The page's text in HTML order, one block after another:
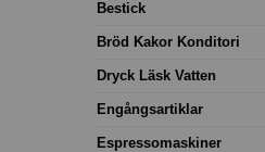
Bestick
Bröd Kakor Konditori
Dryck Läsk Vatten
Engångsartiklar
Espressomaskiner